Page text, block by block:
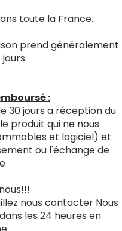
toute la France.
prend généralement
:
30 jours a réception du
produit qui ne nous
et logiciel) et
ou l'échange de
nous contacter Nous
les 24 heures en